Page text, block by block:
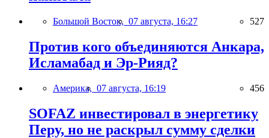
Большой Восток, 07 августа, 16:27 527
Против кого объединяются Анкара,
Исламабад и Эр-Рияд?
Америка, 07 августа, 16:19 456
SOFAZ инвестировал в энергетику
Перу, но не раскрыл сумму сделки